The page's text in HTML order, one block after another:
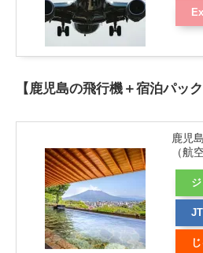
る
【鹿児島の飛行機＋宿泊パック
鹿児
（航
る